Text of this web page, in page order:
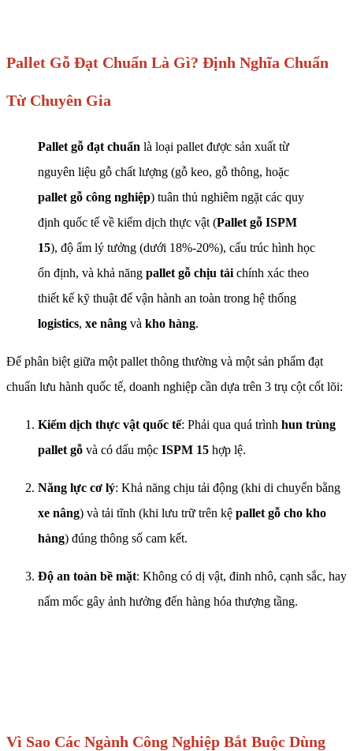
Pallet Gỗ Đạt Chuẩn Là Gì? Định Nghĩa Chuẩn
Từ Chuyên Gia
Pallet gỗ đạt chuẩn là loại pallet được sản xuất từ
nguyên liệu gỗ chất lượng (gỗ keo, gỗ thông, hoặc
pallet gỗ công nghiệp) tuân thủ nghiêm ngặt các quy
định quốc tế về kiểm dịch thực vật (Pallet gỗ ISPM
15), độ ẩm lý tưởng (dưới 18%-20%), cấu trúc hình học
ổn định, và khả năng pallet gỗ chịu tải chính xác theo
thiết kế kỹ thuật để vận hành an toàn trong hệ thống
logistics, xe nâng và kho hàng.
Để phân biệt giữa một pallet thông thường và một sản phẩm đạt
chuẩn lưu hành quốc tế, doanh nghiệp cần dựa trên 3 trụ cột cốt lõi:
Kiểm dịch thực vật quốc tế: Phải qua quá trình hun trùng
pallet gỗ và có dấu mộc ISPM 15 hợp lệ.
Năng lực cơ lý: Khả năng chịu tải động (khi di chuyển bằng
xe nâng) và tải tĩnh (khi lưu trữ trên kệ pallet gỗ cho kho
hàng) đúng thông số cam kết.
Độ an toàn bề mặt: Không có dị vật, đinh nhô, cạnh sắc, hay
nấm mốc gây ảnh hưởng đến hàng hóa thượng tầng.
Vì Sao Các Ngành Công Nghiệp Bắt Buộc Dùng